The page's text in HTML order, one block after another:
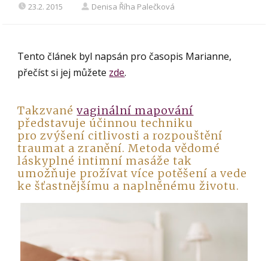
23.2. 2015 Denisa Říha Palečková
Tento článek byl napsán pro časopis Marianne,
přečíst si jej můžete zde.
Takzvanévaginální mapování
představuje účinnou techniku
pro zvýšení citlivosti a rozpouštění
traumat a zranění. Metoda vědomé
láskyplné intimní masáže tak
umožňuje prožívat více potěšení a vede
ke šťastnějšímu a naplněnému životu.